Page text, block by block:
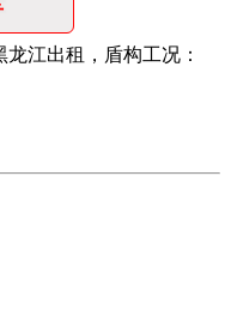
江出租，盾构工况：